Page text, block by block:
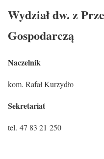
Wydział dw. z
Gospodarczą
Naczelnik
kom. Rafał Kurzydło
Sekretariat
tel. 47 83 21 250